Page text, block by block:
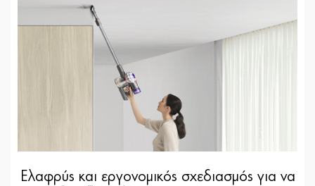
Ελαφρύς και εργονομικός σχεδιασμός για να